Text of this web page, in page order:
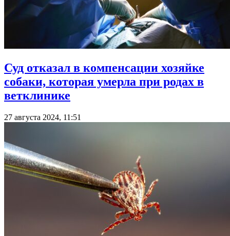
Суд отказал в компенсации хозяйке
собаки, которая умерла при родах в
ветклинике
27 августа 2024, 11:51